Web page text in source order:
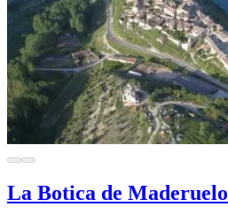
La Botica de Maderuelo